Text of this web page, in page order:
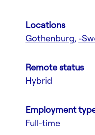
Locations
Gothenburg, -
Remote status
Hybrid
Employment
Full-time